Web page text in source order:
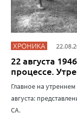
ХРОНИКА
22 августа
процессе.
Главное на
августа:
СА.